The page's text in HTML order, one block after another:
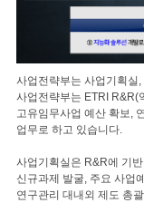
사업전략부는 사업기획실
사업전략부는 ETRI R&R(
고유임무사업 예산 확보,
업무로 하고 있습니다.
사업기획실은 R&R에 기
신규과제 발굴, 주요 사업
연구관리 대내외 제도 총